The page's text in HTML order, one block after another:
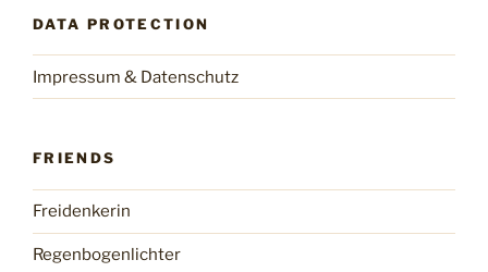
DATA PROTECTION
Impressum & Datenschutz
FRIENDS
Freidenkerin
Regenbogenlichter